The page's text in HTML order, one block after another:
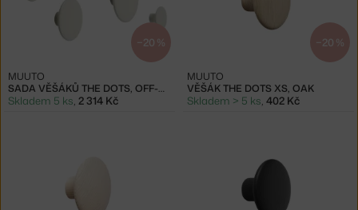
−20 %
SADA VĚŠÁKŮ THE DOTS, OFF-WHITE
MUUTO
Skladem 5 ks, 2 314 Kč
−20 %
VĚŠÁK THE DOTS XS, OAK
MUUTO
Skladem > 5 ks, 402 Kč